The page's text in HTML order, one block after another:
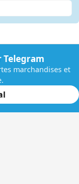
Telegram
marchandises et